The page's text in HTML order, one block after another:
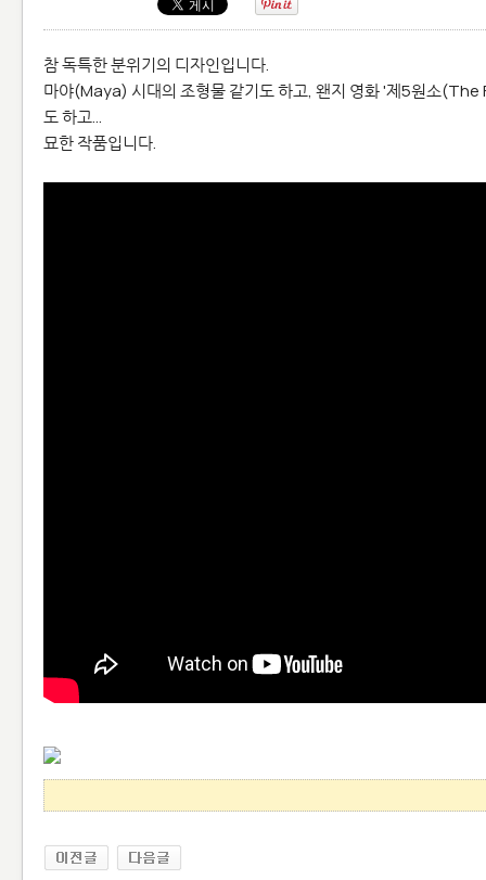
참 독특한 분위기의 디자인입니다.
마야(Maya) 시대의 조형물 같기도 하고, 왠지 영화 '제5원소
도 하고...
묘한 작품입니다.